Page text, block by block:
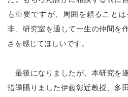
も重要ですが、周囲を頼ること
非、研究室を通して一生の仲間を
さを感じてほしいです。
最後になりましたが、本研究を
指導賜りました伊藤彰近教授、多